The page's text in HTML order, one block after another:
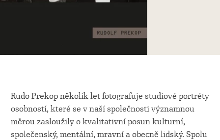
Rudo Prekop několik let fotografuje studiové portréty
osobností, které se v naší společnosti významnou
měrou zasloužily o kvalitativní posun kulturní,
společenský, mentální, mravní a obecně lidský. Spolu